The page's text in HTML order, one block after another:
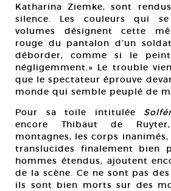
Katharina Ziemke, sont
silence. Les couleurs qui
volumes désignent cette
rouge du pantalon d’un
déborder, comme si le
négligemment.» Le trouble
que le spectateur éprouve
monde qui semble peuplé de
Pour sa toile intitulée
encore Thibaut de
montagnes, les corps
translucides finalement bien
hommes étendus, ajoutent
de la scène. Ce ne sont pas
ils sont bien morts sur des